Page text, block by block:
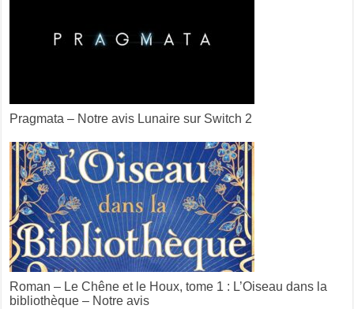
Pragmata – Notre avis Lunaire sur Switch 2
Roman – Le Chêne et le Houx, tome 1 : L’Oiseau dans la
bibliothèque – Notre avis